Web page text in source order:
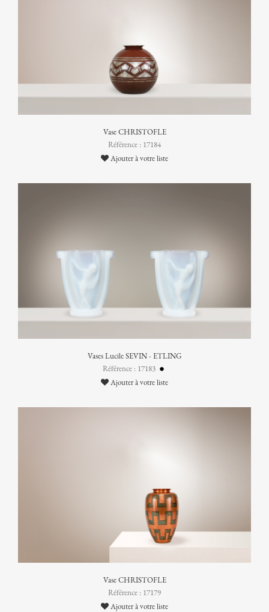
Vase CHRISTOFLE
Référence : 17184
Ajouter à votre liste
Vases Lucile SEVIN - ETLING
Référence : 17183
Ajouter à votre liste
Vase CHRISTOFLE
Référence : 17179
Ajouter à votre liste